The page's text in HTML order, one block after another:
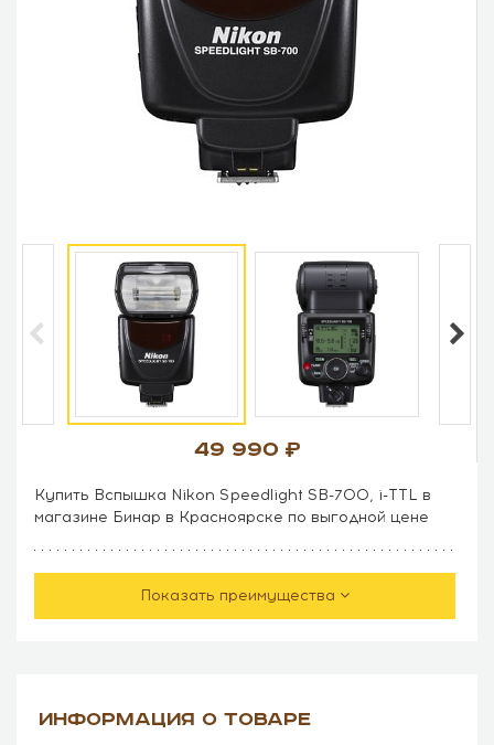
49 990
Купить Вспышка Nikon Speedlight SB-700, i-TTL в
магазине Бинар в Красноярске по выгодной цене
Показать преимущества
ИНФОРМАЦИЯ О ТОВАРЕ